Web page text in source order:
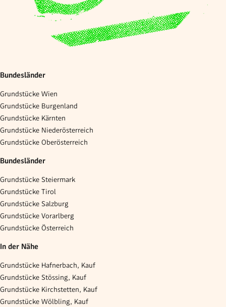
Bundesländer
Grundstücke Wien
Grundstücke Burgenland
Grundstücke Kärnten
Grundstücke Niederösterreich
Grundstücke Oberösterreich
Bundesländer
Grundstücke Steiermark
Grundstücke Tirol
Grundstücke Salzburg
Grundstücke Vorarlberg
Grundstücke Österreich
In der Nähe
Grundstücke Hafnerbach, Kauf
Grundstücke Stössing, Kauf
Grundstücke Kirchstetten, Kauf
Grundstücke Wölbling, Kauf